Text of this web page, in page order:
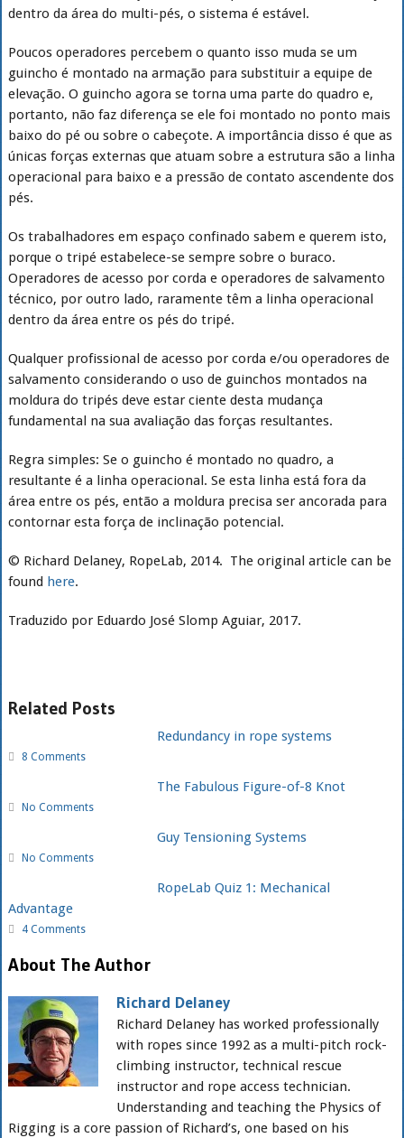
dentro da área do multi-pés, o sistema é estável.
Poucos operadores percebem o quanto isso muda se um
guincho é montado na armação para substituir a equipe de
elevação. O guincho agora se torna uma parte do quadro e,
portanto, não faz diferença se ele foi montado no ponto mais
baixo do pé ou sobre o cabeçote. A importância disso é que as
únicas forças externas que atuam sobre a estrutura são a linha
operacional para baixo e a pressão de contato ascendente dos
pés.
Os trabalhadores em espaço confinado sabem e querem isto,
porque o tripé estabelece-se sempre sobre o buraco.
Operadores de acesso por corda e operadores de salvamento
técnico, por outro lado, raramente têm a linha operacional
dentro da área entre os pés do tripé.
Qualquer profissional de acesso por corda e/ou operadores de
salvamento considerando o uso de guinchos montados na
moldura do tripés deve estar ciente desta mudança
fundamental na sua avaliação das forças resultantes.
Regra simples: Se o guincho é montado no quadro, a
resultante é a linha operacional. Se esta linha está fora da
área entre os pés, então a moldura precisa ser ancorada para
contornar esta força de inclinação potencial.
© Richard Delaney, RopeLab, 2014. The original article can be
found here.
Traduzido por Eduardo José Slomp Aguiar, 2017.
Related Posts
Redundancy in rope systems
8 Comments
The Fabulous Figure-of-8 Knot
No Comments
Guy Tensioning Systems
No Comments
RopeLab Quiz 1: Mechanical
Advantage
4 Comments
About The Author
Richard Delaney
Richard Delaney has worked professionally
with ropes since 1992 as a multi-pitch rock-
climbing instructor, technical rescue
instructor and rope access technician.
Understanding and teaching the Physics of
Rigging is a core passion of Richard’s, one based on his